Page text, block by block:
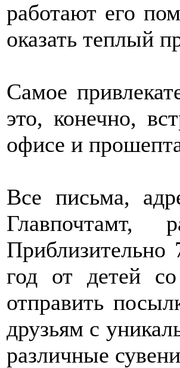
работают его
оказать теплый
Самое
это, конечно,
офисе и
Все письма,
Главпочтамт,
год от детей
отправить
друзьям с
различные